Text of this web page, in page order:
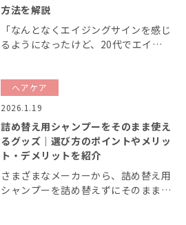
方法を解説
「なんとなくエイジングサインを感じ
るようになったけど、20代でエイジ
す。20代や30代でもエイジングサイ
ンを感じる人もいます。 今回の記事
ヘアケア
2026.1.19
詰め替え用シャンプーをそのまま使え
るグッズ｜選び方のポイントやメリッ
ト・デメリットを紹介
さまざまなメーカーから、詰め替え用
シャンプーを詰め替えずにそのまま使